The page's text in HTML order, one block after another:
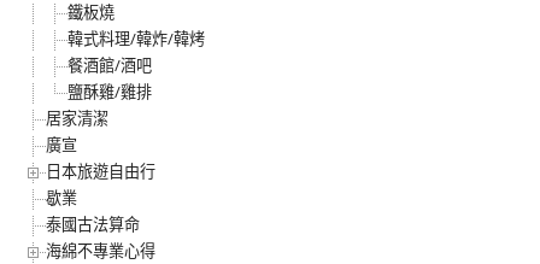
鐵板燒
韓式料理/韓炸/韓烤
餐酒館/酒吧
鹽酥雞/雞排
居家清潔
廣宣
日本旅遊自由行
歇業
泰國古法算命
海綿不專業心得